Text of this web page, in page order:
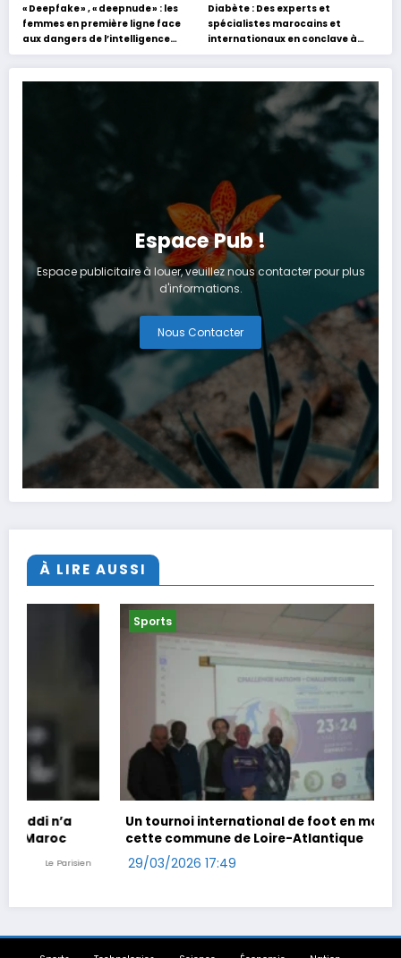
« Deepfake » , « deepnude » : les
femmes en première ligne face
aux dangers de l’intelligence
artificielle
Diabète : Des experts et
spécialistes marocains et
internationaux en conclave à
Tanger
Espace Pub !
Espace publicitaire à louer, veuillez nous contacter pour plus
d'informations.
Nous Contacter
À LIRE AUSSI
Un tournoi international de foot en marchant dans
cette commune de Loire-Atlantique
29/03/2026 17:49